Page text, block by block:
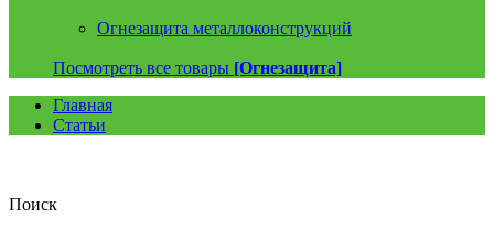
Огнезащита металлоконструкций
Посмотреть все товары [Огнезащита]
Главная
Статьи
Поиск